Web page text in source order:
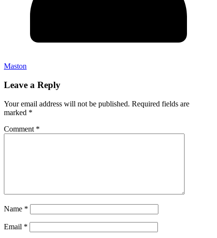
Maston
Leave a Reply
Your email address will not be published. Required fields are
marked *
Comment *
Name *
Email *